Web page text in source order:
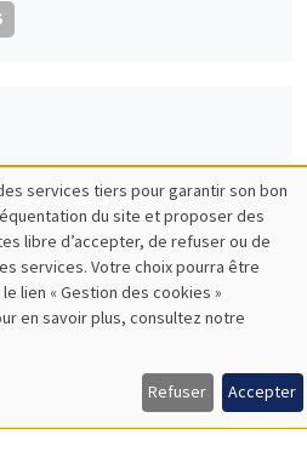
ancien du débat
entre 1700 et
services tiers pour garantir son bon
du site et proposer des
libre d’accepter, de refuser ou de
services. Votre choix pourra être
lien « Gestion des cookies »
en savoir plus, consultez notre
Refuser Accepter